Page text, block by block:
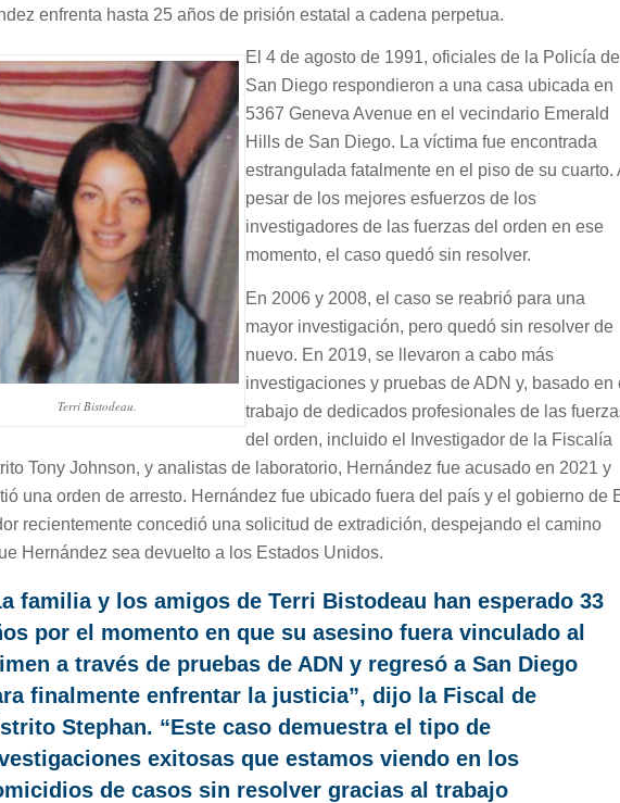
enfrenta hasta 25 años de prisión estatal a cadena perpetua.
Terri Bistodeau.
El 4 de agosto de 1991, oficiales de la Policía de
San Diego respondieron a una casa ubicada en
5367 Geneva Avenue en el vecindario Emerald
Hills de San Diego. La víctima fue encontrada
estrangulada fatalmente en el piso de su cuarto.
pesar de los mejores esfuerzos de los
investigadores de las fuerzas del orden en ese
momento, el caso quedó sin resolver.
En 2006 y 2008, el caso se reabrió para una
mayor investigación, pero quedó sin resolver de
nuevo. En 2019, se llevaron a cabo más
investigaciones y pruebas de ADN y, basado en
trabajo de dedicados profesionales de las
del orden, incluido el Investigador de la Fiscalía
Tony Johnson, y analistas de laboratorio, Hernández fue acusado en 2021 y
una orden de arresto. Hernández fue ubicado fuera del país y el gobierno de
recientemente concedió una solicitud de extradición, despejando el camino
Hernández sea devuelto a los Estados Unidos.
familia y los amigos de Terri Bistodeau han esperado 33
por el momento en que su asesino fuera vinculado al
a través de pruebas de ADN y regresó a San Diego
finalmente enfrentar la justicia”, dijo la Fiscal de
Stephan. “Este caso demuestra el tipo de
exitosas que estamos viendo en los
de casos sin resolver gracias al trabajo